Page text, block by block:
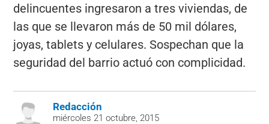
delincuentes ingresaron a tres viviendas, de
las que se llevaron más de 50 mil dólares,
joyas, tablets y celulares. Sospechan que la
seguridad del barrio actuó con complicidad.
Redacción
miércoles 21 octubre, 2015